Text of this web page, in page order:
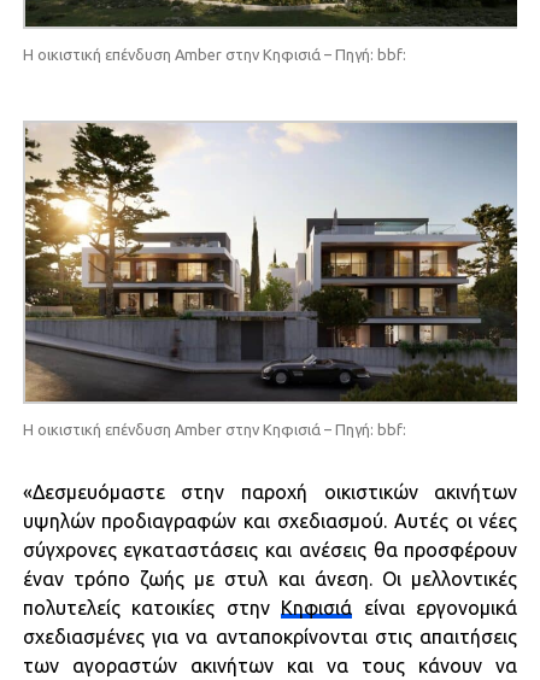
Η οικιστική επένδυση Amber στην Κηφισιά – Πηγή: bbf:
Η οικιστική επένδυση Amber στην Κηφισιά – Πηγή: bbf:
«Δεσμευόμαστε στην παροχή οικιστικών ακινήτων
υψηλών προδιαγραφών και σχεδιασμού. Αυτές οι νέες
σύγχρονες εγκαταστάσεις και ανέσεις θα προσφέρουν
έναν τρόπο ζωής με στυλ και άνεση. Οι μελλοντικές
πολυτελείς κατοικίες στην Κηφισιά είναι εργονομικά
σχεδιασμένες για να ανταποκρίνονται στις απαιτήσεις
των αγοραστών ακινήτων και να τους κάνουν να